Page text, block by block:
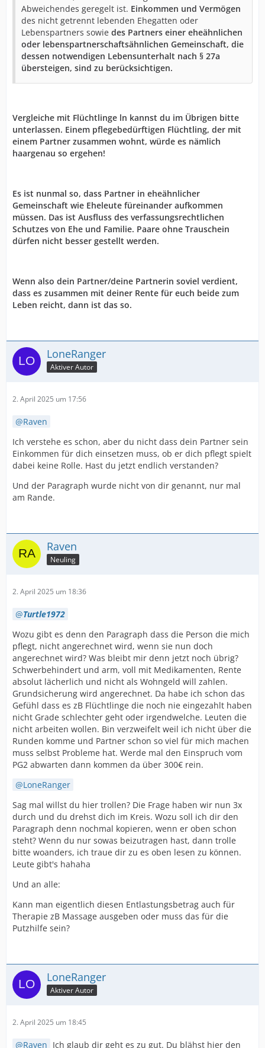
Abweichendes geregelt ist. Einkommen und Vermögen
des nicht getrennt lebenden Ehegatten oder
Lebenspartners sowie des Partners einer eheähnlichen
oder lebenspartnerschaftsähnlichen Gemeinschaft, die
dessen notwendigen Lebensunterhalt nach § 27a
übersteigen, sind zu berücksichtigen.
Vergleiche mit Flüchtlinge ln kannst du im Übrigen bitte
unterlassen. Einem pflegebedürftigen Flüchtling, der mit
einem Partner zusammen wohnt, würde es nämlich
haargenau so ergehen!
Es ist nunmal so, dass Partner in eheähnlicher
Gemeinschaft wie Eheleute füreinander aufkommen
müssen. Das ist Ausfluss des verfassungsrechtlichen
Schutzes von Ehe und Familie. Paare ohne Trauschein
dürfen nicht besser gestellt werden.
Wenn also dein Partner/deine Partnerin soviel verdient,
dass es zusammen mit deiner Rente für euch beide zum
Leben reicht, dann ist das so.
LoneRanger
Aktiver Autor
2. April 2025 um 17:56
Raven
Ich verstehe es schon, aber du nicht dass dein Partner sein
Einkommen für dich einsetzen muss, ob er dich pflegt spielt
dabei keine Rolle. Hast du jetzt endlich verstanden?
Und der Paragraph wurde nicht von dir genannt, nur mal
am Rande.
Raven
Neuling
2. April 2025 um 18:36
Turtle1972
Wozu gibt es denn den Paragraph dass die Person die mich
pflegt, nicht angerechnet wird, wenn sie nun doch
angerechnet wird? Was bleibt mir denn jetzt noch übrig?
Schwerbehindert und arm, voll mit Medikamenten, Rente
absolut lächerlich und nicht als Wohngeld will zahlen.
Grundsicherung wird angerechnet. Da habe ich schon das
Gefühl dass es zB Flüchtlinge die noch nie eingezahlt haben
nicht Grade schlechter geht oder irgendwelche. Leuten die
nicht arbeiten wollen. Bin verzweifelt weil ich nicht über die
Runden komme und Partner schon so viel für mich machen
muss selbst Probleme hat. Werde mal den Einspruch vom
PG2 abwarten dann kommen da über 300€ rein.
LoneRanger
Sag mal willst du hier trollen? Die Frage haben wir nun 3x
durch und du drehst dich im Kreis. Wozu soll ich dir den
Paragraph denn nochmal kopieren, wenn er oben schon
steht? Wenn du nur sowas beizutragen hast, dann trolle
bitte woanders, ich traue dir zu es oben lesen zu können.
Leute gibt's hahaha
Und an alle:
Kann man eigentlich diesen Entlastungsbetrag auch für
Therapie zB Massage ausgeben oder muss das für die
Putzhilfe sein?
LoneRanger
Aktiver Autor
2. April 2025 um 18:45
Raven Ich glaub dir geht es zu gut. Du blähst hier den